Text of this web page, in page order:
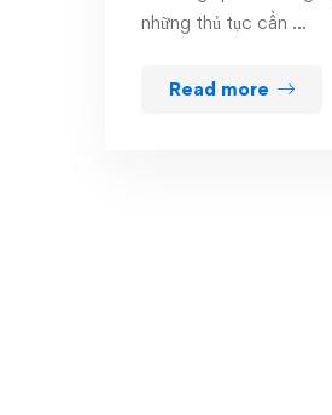
những thủ tục cần …
Read more